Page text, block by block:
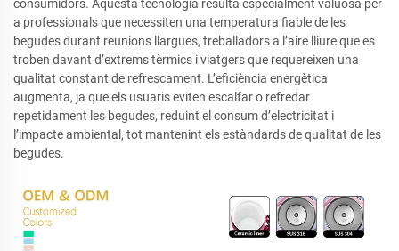
consumidors. Aquesta tecnologia resulta especialment valuosa per
a professionals que necessiten una temperatura fiable de les
begudes durant reunions llargues, treballadors a l’aire lliure que es
troben davant d’extrems tèrmics i viatgers que requereixen una
qualitat constant de refrescament. L’eficiència energètica
augmenta, ja que els usuaris eviten escalfar o refredar
repetidament les begudes, reduint el consum d’electricitat i
l’impacte ambiental, tot mantenint els estàndards de qualitat de les
begudes.